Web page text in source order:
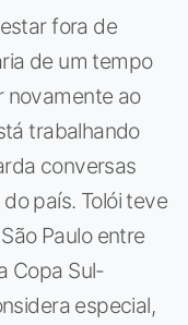
fora de
de um tempo
novamente ao
trabalhando
conversas
país. Tolói teve
Paulo entre
Copa Sul-
especial,